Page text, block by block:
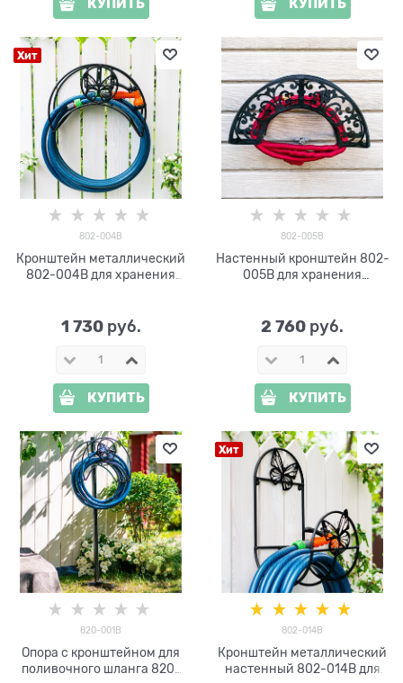
КУПИТЬ КУПИТЬ
Хит
802-004B
Кронштейн металлический
802-004B для хранения
1 730 руб.
КУПИТЬ
802-005B
Настенный кронштейн 802-
005B для хранения
2 760 руб.
КУПИТЬ
820-001B
Опора с кронштейном для
поливочного шланга 820-
Хит
802-014B
Кронштейн металлический
настенный 802-014B для